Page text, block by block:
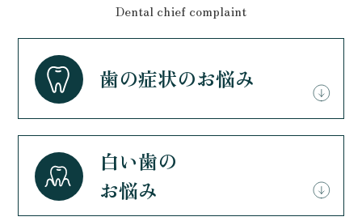
Dental chief complaint
歯の症状のお悩み
白い歯の
お悩み